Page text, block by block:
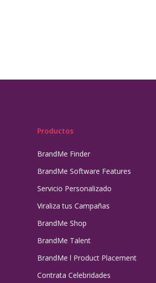
Productos
BrandMe Finder
BrandMe Software Features
Servicio Personalizado
Viraliza tus Campañas
BrandMe Shop
BrandMe Talent
BrandMe l Product Placement
Contrata Celebridades